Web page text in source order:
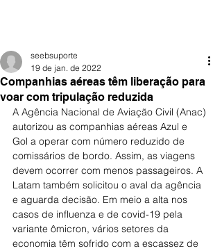
Companhias aéreas têm liberação para
voar com tripulação reduzida
seebsuporte
19 de jan. de 2022
A Agência Nacional de Aviação Civil (Anac)
autorizou as companhias aéreas Azul e
Gol a operar com número reduzido de
comissários de bordo. Assim, as viagens
devem ocorrer com menos passageiros. A
Latam também solicitou o aval da agência
e aguarda decisão. Em meio a alta nos
casos de influenza e de covid-19 pela
variante ômicron, vários setores da
economia têm sofrido com a escassez de